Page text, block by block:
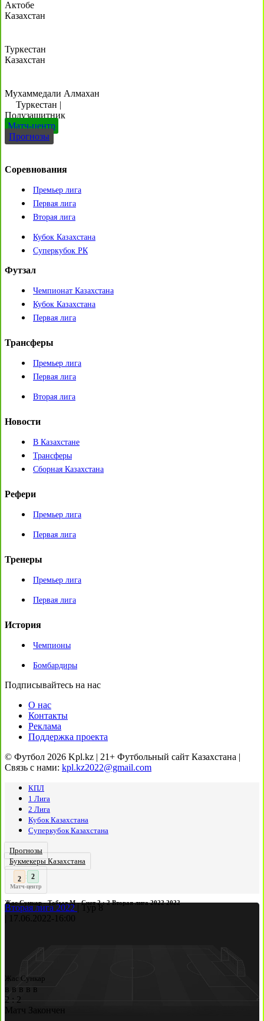
Актобе
Казахстан
Туркестан
Казахстан
Мухаммедали Алмахан
Туркестан |
Полузащитник
Матч-центр
Прогнозы
Соревнования
Премьер лига
Первая лига
Вторая лига
Кубок Казахстана
Суперкубок РК
Футзал
Чемпионат Казахстана
Кубок Казахстана
Первая лига
Трансферы
Премьер лига
Первая лига
Вторая лига
Новости
В Казахстане
Трансферы
Сборная Казахстана
Рефери
Премьер лига
Первая лига
Тренеры
Премьер лига
Первая лига
История
Чемпионы
Бомбардиры
Подписывайтесь на нас
О нас
Контакты
Реклама
Поддержка проекта
© Футбол 2026 Kpl.kz | 21+ Футбольный сайт Казахстана |
Связь с нами: kpl.kz2022@gmail.com
КПЛ
1 Лига
2 Лига
Кубок Казахстана
Суперкубок Казахстана
Прогнозы
Букмекеры Казахстана
: 2
Матч-центр
Жас Сункар - Тобыл М - Счет 2 : 2 Вторая лига 2022 2022
Вторая лига 2022
Тур 8
17.06.2022- 16:00
Жас Сункар
в в в в в
2 : 2
Матч Закончен